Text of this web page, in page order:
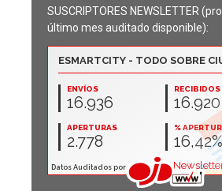
SUSCRIPTORES NEWSLETTER
último mes auditado disponible):